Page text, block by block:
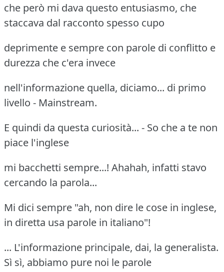
che però mi dava questo entusiasmo, che
staccava dal racconto spesso cupo
deprimente e sempre con parole di conflitto e
durezza che c'era invece
nell'informazione quella, diciamo... di primo
livello - Mainstream.
E quindi da questa curiosità... - So che a te non
piace l'inglese
mi bacchetti sempre...! Ahahah, infatti stavo
cercando la parola...
Mi dici sempre "ah, non dire le cose in inglese,
in diretta usa parole in italiano"!
... L'informazione principale, dai, la generalista.
Sì sì, abbiamo pure noi le parole